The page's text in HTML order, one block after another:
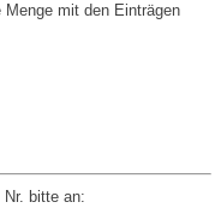
mit den Einträgen
bitte an: